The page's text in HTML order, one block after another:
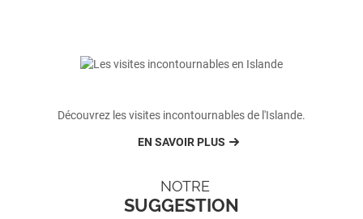
Découvrez les visites incontournables de l'Islande.
EN SAVOIR PLUS
NOTRE
SUGGESTION